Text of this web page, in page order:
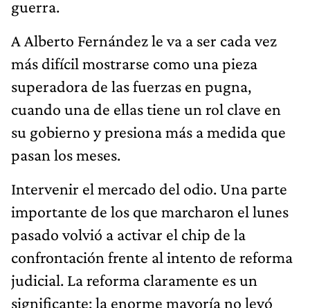
guerra.
A Alberto Fernández le va a ser cada vez
más difícil mostrarse como una pieza
superadora de las fuerzas en pugna,
cuando una de ellas tiene un rol clave en
su gobierno y presiona más a medida que
pasan los meses.
Intervenir el mercado del odio. Una parte
importante de los que marcharon el lunes
pasado volvió a activar el chip de la
confrontación frente al intento de reforma
judicial. La reforma claramente es un
significante: la enorme mayoría no leyó